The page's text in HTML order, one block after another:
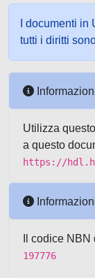
I documenti
tutti i diritti
Utilizza
a questo
https://
Il codice
197776